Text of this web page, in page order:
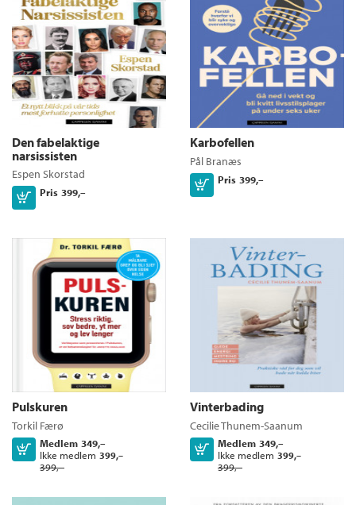
Den fabelaktige
narsissisten
Espen Skorstad
Pris 399,–
Kjøp
Karbofellen
Pål Branæs
Pris 399,–
Kjøp
Pulskuren
Torkil Færø
Medlem 349,–
Ikke medlem 399,–
399,–
Kjøp
Vinterbading
Cecilie Thunem-Saanum
Medlem 349,–
Ikke medlem 399,–
399,–
Kjøp